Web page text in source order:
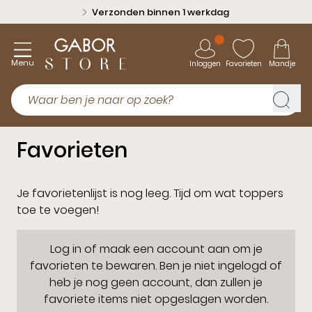
Verzonden binnen 1 werkdag
Menu Inloggen Favorieten Mandje
Favorieten
Je favorietenlijst is nog leeg. Tijd om wat toppers
toe te voegen!
Log in of maak een account aan om je
favorieten te bewaren. Ben je niet ingelogd of
heb je nog geen account, dan zullen je
favoriete items niet opgeslagen worden.